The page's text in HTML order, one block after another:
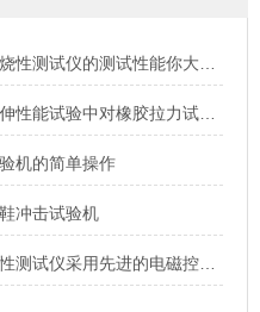
机的简单操作
冲击试验机